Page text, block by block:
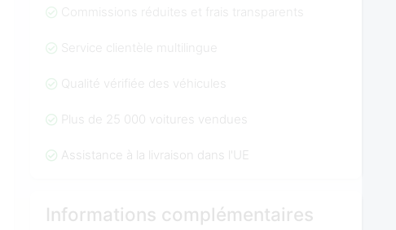
Commissions réduites et frais transparents
Service clientèle multilingue
Qualité vérifiée des véhicules
Plus de 25 000 voitures vendues
Assistance à la livraison dans l'UE
Informations complémentaires